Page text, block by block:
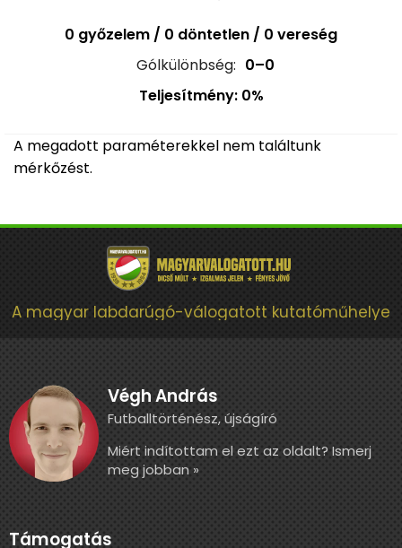
0 győzelem / 0 döntetlen / 0 vereség
Gólkülönbség: 0–0
Teljesítmény: 0%
A megadott paraméterekkel nem találtunk
mérkőzést.
A magyar labdarúgó-válogatott kutatóműhelye
Végh András
Futballtörténész, újságíró
Miért indítottam el ezt az oldalt? Ismerj
meg jobban »
Támogatás